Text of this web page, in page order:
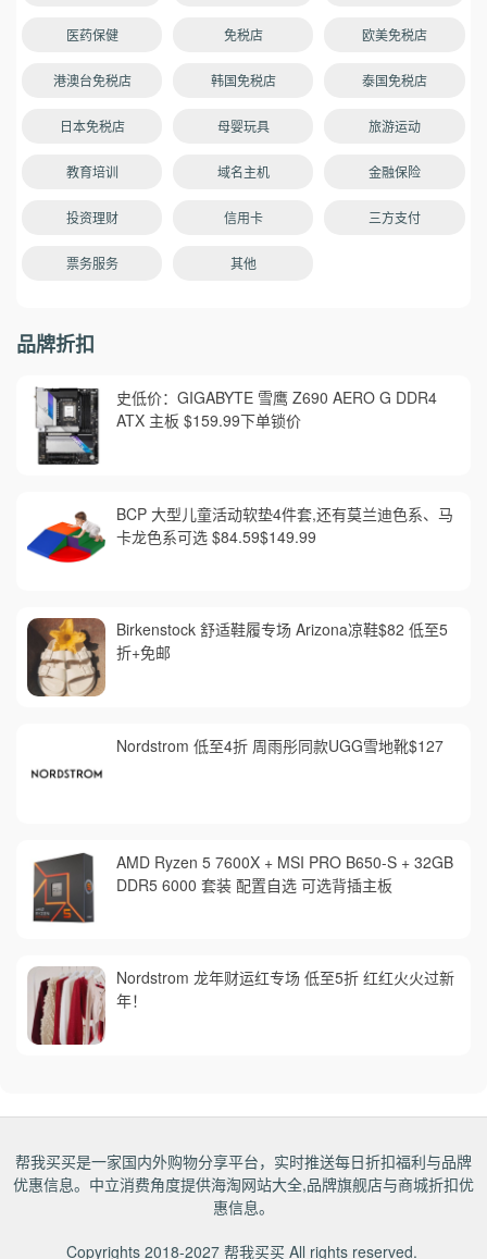
医药保健 免税店 欧美免税店
港澳台免税店 韩国免税店 泰国免税店
日本免税店 母婴玩具 旅游运动
教育培训 域名主机 金融保险
投资理财 信用卡 三方支付
票务服务 其他
品牌折扣
史低价：GIGABYTE 雪鹰 Z690 AERO G DDR4
ATX 主板 $159.99下单锁价
BCP 大型儿童活动软垫4件套,还有莫兰迪色系、马
卡龙色系可选 $84.59$149.99
Birkenstock 舒适鞋履专场 Arizona凉鞋$82 低至5
折+免邮
Nordstrom 低至4折 周雨彤同款UGG雪地靴$127
AMD Ryzen 5 7600X + MSI PRO B650-S + 32GB
DDR5 6000 套装 配置自选 可选背插主板
Nordstrom 龙年财运红专场 低至5折 红红火火过新
年！
帮我买买是一家国内外购物分享平台，实时推送每日折扣福利与品牌
优惠信息。中立消费角度提供海淘网站大全,品牌旗舰店与商城折扣优
惠信息。
Copyrights 2018-2027 帮我买买 All rights reserved.